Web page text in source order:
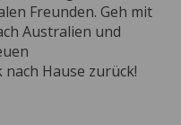
Freunden. Geh mit
Australien und
Hause zurück!